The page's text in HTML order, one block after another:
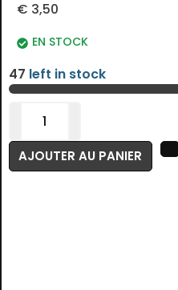
€ 3,50
EN STOCK
47 left in stock
AJOUTER AU PANIER